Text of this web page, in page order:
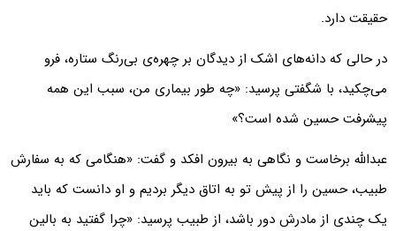
حقیقت دارد.
در حالی که دانه‌های اشک از دیدگان بر چهره‌ی بی‌رنگ ستاره، فرو
می‌چکید، با شگفتی پرسید: «چه طور بیماری من، سبب این همه
پیشرفت حسین شده است؟»
عبدالله برخاست و نگاهی به بیرون افکد و گفت: «هنگامی که به سفارش
طبیب، حسین را از پیش تو به اتاق دیگر بردیم و او دانست که باید
یک چندی از مادرش دور باشد، از طبیب پرسید: «چرا گفتید به بالین